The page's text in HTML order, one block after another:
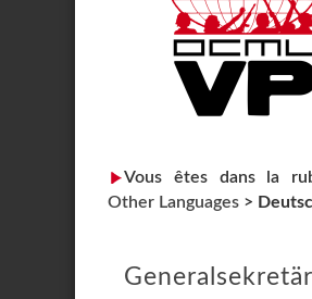
Vous êtes dans la
Other Languages >